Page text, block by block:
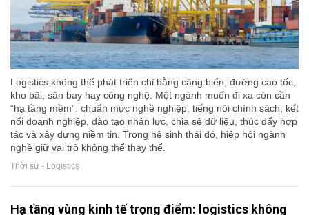
Logistics không thể phát triển chỉ bằng cảng biển, đường cao tốc,
kho bãi, sân bay hay công nghệ. Một ngành muốn đi xa còn cần
“hạ tầng mềm”: chuẩn mực nghề nghiệp, tiếng nói chính sách, kết
nối doanh nghiệp, đào tạo nhân lực, chia sẻ dữ liệu, thúc đẩy hợp
tác và xây dựng niềm tin. Trong hệ sinh thái đó, hiệp hội ngành
nghề giữ vai trò không thể thay thế.
Thời sự - Logistics
Hạ tầng vùng kinh tế trọng điểm: logistics không